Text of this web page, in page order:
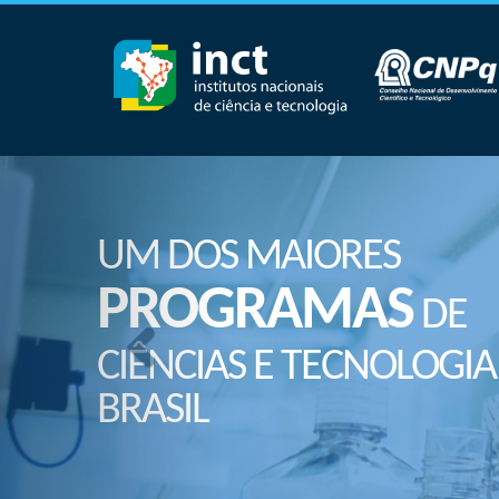
UM DOS MAIORES
PROGRAMASDE
CIÊNCIAS E
BRASIL